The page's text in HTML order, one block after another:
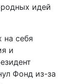
идей
на себя
и
Фонд из-за